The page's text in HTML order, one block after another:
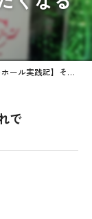
それでも！！！！打ちたくなる🔥
で